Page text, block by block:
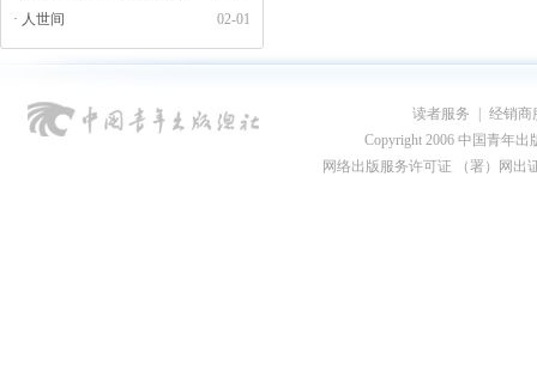
02-01
· 人世间
读者服务
经销商
Copyright 2006 中国青年出
网络出版服务许可证 （署）网出